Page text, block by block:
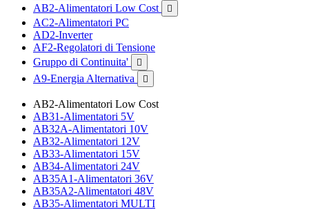
AB2-Alimentatori Low Cost

AC2-Alimentatori PC
AD2-Inverter
AF2-Regolatori di Tensione
Gruppo di Continuita'

A9-Energia Alternativa 
AB2-Alimentatori Low Cost
AB31-Alimentatori 5V
AB32A-Alimentatori 10V
AB32-Alimentatori 12V
AB33-Alimentatori 15V
AB34-Alimentatori 24V
AB35A1-Alimentatori 36V
AB35A2-Alimentatori 48V
AB35-Alimentatori MULTI